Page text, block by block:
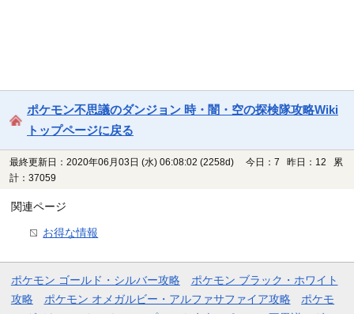
ポケモン不思議のダンジョン 時・闇・空の探検隊攻略Wiki
トップページに戻る
最終更新日：2020年06月03日 (水) 06:08:02 (2258d)
今日：7 昨日：12 累
計：37059
関連ページ
お得な情報
ポケモン ゴールド・シルバー攻略
ポケモン ブラック・ホワイト
攻略
ポケモン オメガルビー・アルファサファイア攻略
ポケモ